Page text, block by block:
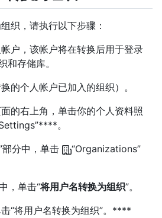
织，请执行以下步骤：
户，该帐户将在转换后用于登录
和存储库。
换的个人帐户已加入的组织）。
的右上角，单击你的个人资料照
。
部分中，单击
“Organizations”
，单击“将用户名转换为组织”。
“将用户名转换为组织”。****